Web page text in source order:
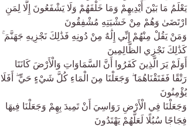
يَعْلَمُ مَا بَيْنَ أَيْدِيهِمْ وَمَا خَلْفَهُمْ وَلَا يَشْفَعُونَ إِلَّا لِمَنِ
ارْتَضَىٰ وَهُمْ مِنْ خَشْيَتِهِ مُشْفِقُونَ
وَمَنْ يَقُلْ مِنْهُمْ إِنِّي إِلَٰهٌ مِنْ دُونِهِ فَذَٰلِكَ نَجْزِيهِ جَهَنَّمَ ۚ
كَذَٰلِكَ نَجْزِي الظَّالِمِينَ
أَوَلَمْ يَرَ الَّذِينَ كَفَرُوا أَنَّ السَّمَاوَاتِ وَالْأَرْضَ كَانَتَا
رَتْقًا فَفَتَقْنَاهُمَا ۖ وَجَعَلْنَا مِنَ الْمَاءِ كُلَّ شَيْءٍ حَيٍّ ۖ أَفَلَا
يُؤْمِنُونَ
وَجَعَلْنَا فِي الْأَرْضِ رَوَاسِيَ أَنْ تَمِيدَ بِهِمْ وَجَعَلْنَا فِيهَا
فِجَاجًا سُبُلًا لَعَلَّهُمْ يَهْتَدُونَ